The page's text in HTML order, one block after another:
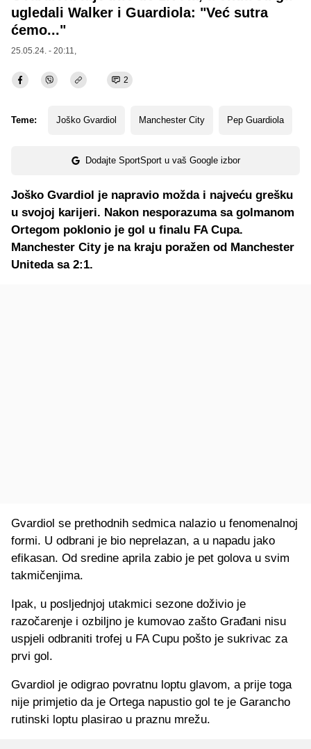
ugledali Walker i Guardiola: "Već sutra
ćemo..."
25.05.24. - 20:11,
2
Teme: Joško Gvardiol Manchester City Pep Guardiola
Dodajte SportSport u vaš Google izbor
Joško Gvardiol je napravio možda i najveću grešku
u svojoj karijeri. Nakon nesporazuma sa golmanom
Ortegom poklonio je gol u finalu FA Cupa.
Manchester City je na kraju poražen od Manchester
Uniteda sa 2:1.
Gvardiol se prethodnih sedmica nalazio u fenomenalnoj
formi. U odbrani je bio neprelazan, a u napadu jako
efikasan. Od sredine aprila zabio je pet golova u svim
takmičenjima.
Ipak, u posljednjoj utakmici sezone doživio je
razočarenje i ozbiljno je kumovao zašto Građani nisu
uspjeli odbraniti trofej u FA Cupu pošto je sukrivac za
prvi gol.
Gvardiol je odigrao povratnu loptu glavom, a prije toga
nije primjetio da je Ortega napustio gol te je Garancho
rutinski loptu plasirao u praznu mrežu.